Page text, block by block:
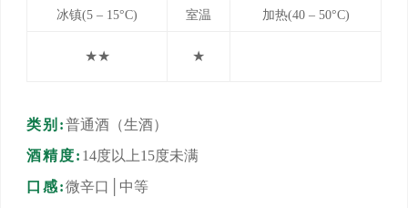
冰镇(5 – 15°C) 室温 加热(40 – 50°C)
★★ ★
类别:普通酒（生酒）
酒精度: 14度以上15度未满
口感:微辛口│中等